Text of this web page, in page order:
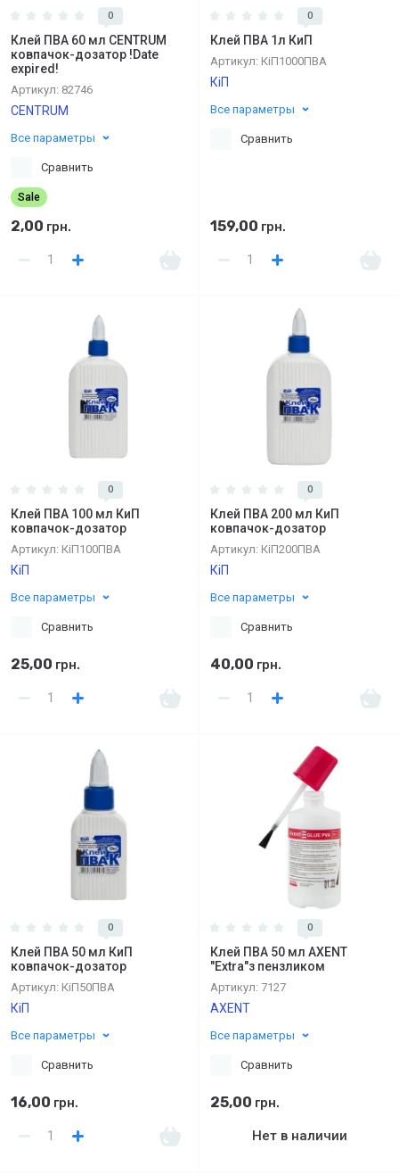
0
Клей ПВА 60 мл CENTRUM
ковпачок-дозатор !Date
expired!
Артикул: 82746
CENTRUM
Все параметры
Сравнить
Sale
2,00 грн.
0
Клей ПВА 1л КиП
Артикул: КіП1000ПВА
КіП
Все параметры
Сравнить
159,00 грн.
0
Клей ПВА 100 мл КиП
ковпачок-дозатор
Артикул: КіП100ПВА
КіП
Все параметры
Сравнить
25,00 грн.
0
Клей ПВА 200 мл КиП
ковпачок-дозатор
Артикул: КіП200ПВА
КіП
Все параметры
Сравнить
40,00 грн.
0
Клей ПВА 50 мл КиП
ковпачок-дозатор
Артикул: КіП50ПВА
КіП
Все параметры
Сравнить
16,00 грн.
0
Клей ПВА 50 мл AXENT
"Extra"з пензликом
Артикул: 7127
AXENT
Все параметры
Сравнить
25,00 грн.
Нет в наличии